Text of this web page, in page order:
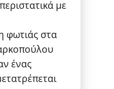
με
φωτιάς στα
ένας